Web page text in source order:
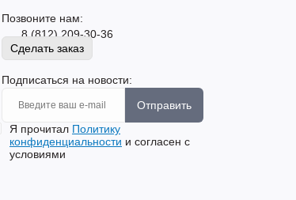
Позвоните нам:
8 (812) 209-30-36
Сделать заказ
Подписаться на новости:
Отправить
Я прочитал Политику
конфиденциальности и согласен с
условиями